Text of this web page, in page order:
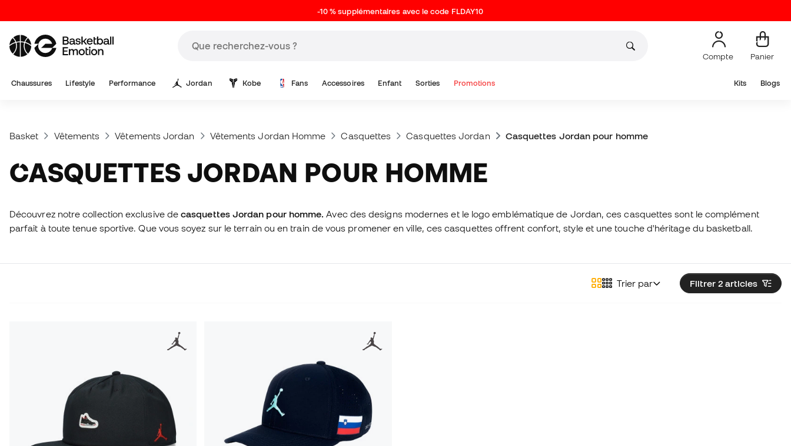
-10 % supplémentaires avec le code FLDAY10
Compte Panier
Chaussures Lifestyle Performance Jordan Kobe Fans Accessoires Enfant Sorties Promotions Kits Blogs
Basket Vêtements Vêtements Jordan Vêtements Jordan Homme Casquettes Casquettes Jordan Casquettes Jordan pour homme
CASQUETTES JORDAN POUR HOMME
Découvrez notre collection exclusive decasquettes Jordan pour homme. Avec des designs modernes et le logo emblématique de Jordan, ces casquettes sont le complément
parfait à toute tenue sportive. Que vous soyez sur le terrain ou en train de vous promener en ville, ces casquettes offrent confort, style et une touche d'héritage du basketball.
Filtrer 2 articles
Trier par